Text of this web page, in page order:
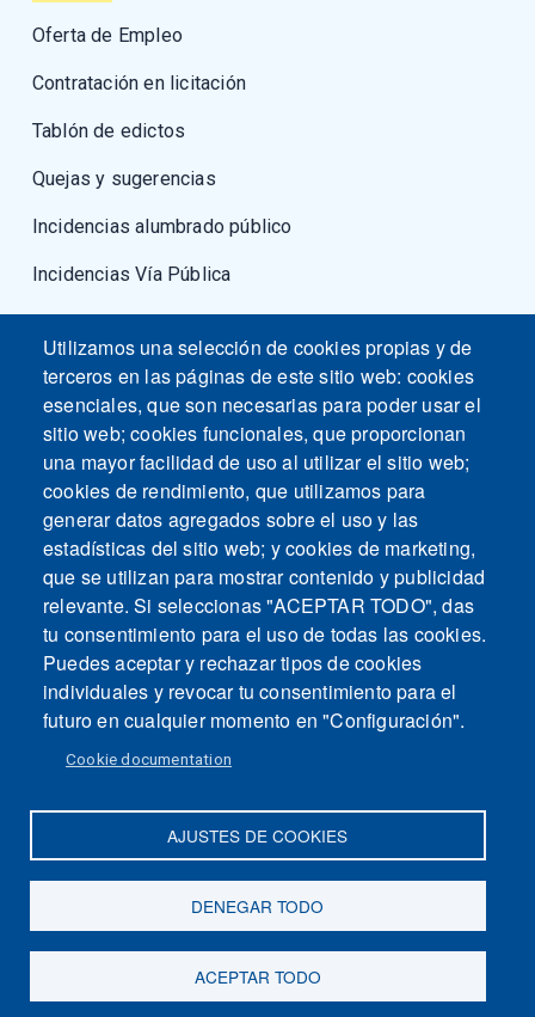
Accesibilidad
Oferta de Empleo
Contratación en licitación
Tablón de edictos
Quejas y sugerencias
Incidencias alumbrado público
Incidencias Vía Pública
Fuerzas armadas
ContactoAviso legalPolitica de Privacidad
Utilizamos una selección de cookies propias y de
terceros en las páginas de este sitio web: cookies
esenciales, que son necesarias para poder usar el
sitio web; cookies funcionales, que proporcionan
una mayor facilidad de uso al utilizar el sitio web;
cookies de rendimiento, que utilizamos para
generar datos agregados sobre el uso y las
estadísticas del sitio web; y cookies de marketing,
que se utilizan para mostrar contenido y publicidad
relevante. Si seleccionas "ACEPTAR TODO", das
tu consentimiento para el uso de todas las cookies.
Puedes aceptar y rechazar tipos de cookies
individuales y revocar tu consentimiento para el
futuro en cualquier momento en "Configuración".
Cookie documentation
AJUSTES DE COOKIES
DENEGAR TODO
ACEPTAR TODO